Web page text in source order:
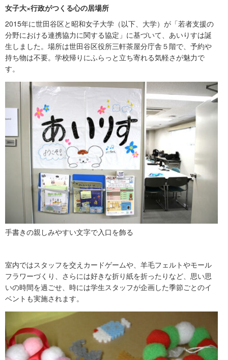
女子大×行政がつくる心の居場所
2015年に世田谷区と昭和女子大学（以下、大学）が「若者支援の
分野における連携協力に関する協定」に基づいて、あいりすは誕
生しました。場所は世田谷区役所三軒茶屋分庁舎５階で、予約や
持ち物は不要。学校帰りにふらっと立ち寄れる気軽さが魅力で
す。
手書きの親しみやすい文字で入口を飾る
室内ではスタッフを交えカードゲームや、羊毛フェルトやモール
フラワーづくり、さらには好きな折り紙を折ったりなど、思い思
いの時間を過ごせ、時には学生スタッフが企画した季節ごとのイ
ベントも実施されます。